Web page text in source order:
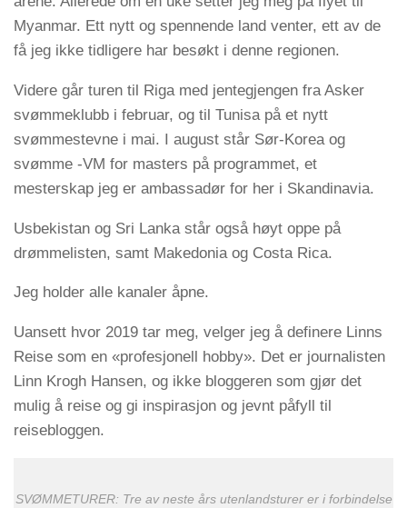
Myanmar. Ett nytt og spennende land venter, ett av de
få jeg ikke tidligere har besøkt i denne regionen.
Videre går turen til Riga med jentegjengen fra Asker
svømmeklubb i februar, og til Tunisa på et nytt
svømmestevne i mai. I august står Sør-Korea og
svømme -VM for masters på programmet, et
mesterskap jeg er ambassadør for her i Skandinavia.
Usbekistan og Sri Lanka står også høyt oppe på
drømmelisten, samt Makedonia og Costa Rica.
Jeg holder alle kanaler åpne.
Uansett hvor 2019 tar meg, velger jeg å definere Linns
Reise som en «profesjonell hobby». Det er journalisten
Linn Krogh Hansen, og ikke bloggeren som gjør det
mulig å reise og gi inspirasjon og jevnt påfyll til
reisebloggen.
SVØMMETURER: Tre av neste års utenlandsturer er i forbindelse